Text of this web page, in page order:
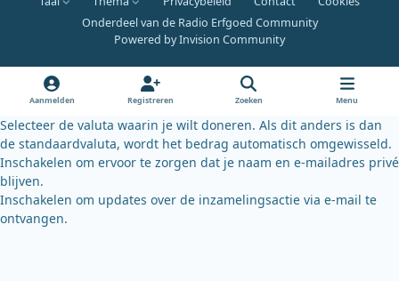
c
e
o
k
u
b
u
k
y
Onderdeel van de Radio Erfgoed Community
Powered byInvision Community
Aanmelden Registreren Zoeken Menu
Selecteer de valuta waarin je wilt doneren. Als dit anders is dan
de standaardvaluta, wordt het bedrag automatisch omgewisseld.
Inschakelen om ervoor te zorgen dat je naam en e-mailadres privé
blijven.
Inschakelen om updates over de inzamelingsactie via e-mail te
ontvangen.